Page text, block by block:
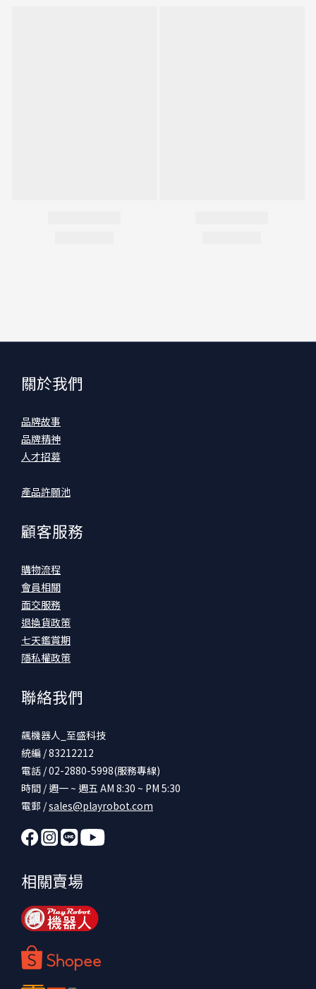
關於我們
品牌故事
品牌精神
人才招募
產品許願池
顧客服務
購物流程
會員相關
面交服務
退換貨政策
七天鑑賞期
隱私權政策
聯絡我們
飆機器人_至盛科技
統編 / 83212212
電話 / 02-2880-5998(服務專線)
時間 / 週一 ~ 週五 AM 8:30 ~ PM 5:30
電郵 /sales@playrobot.com
相關賣場